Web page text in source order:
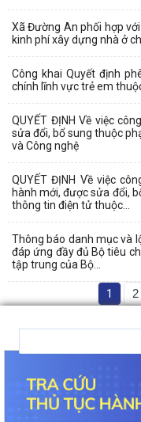
Xã Đường An phối hợp
kinh phí xây dựng nhà ở
Công khai Quyết định
chính lĩnh vực trẻ em
QUYẾT ĐỊNH Về việc
sửa đổi, bổ sung thuộc
và Công nghệ
QUYẾT ĐỊNH Về việc
hành mới, được sửa đổi,
thông tin điện tử thuộc...
Thông báo danh mục và
đáp ứng đầy đủ Bộ tiêu
tập trung của Bộ...
1 2